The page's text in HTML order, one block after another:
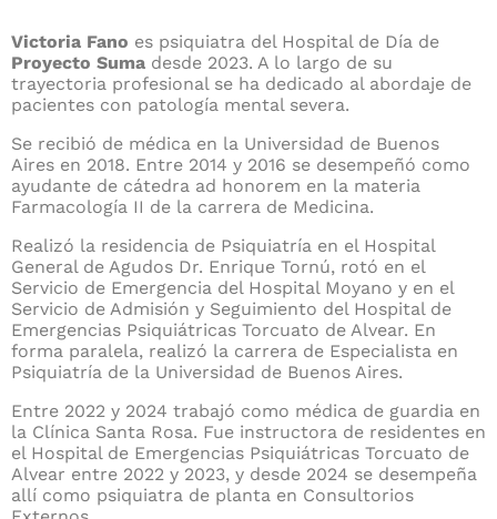
Victoria Fano es psiquiatra del Hospital de Día de
Proyecto Suma desde 2023. A lo largo de su
trayectoria profesional se ha dedicado al abordaje de
pacientes con patología mental severa.
Se recibió de médica en la Universidad de Buenos
Aires en 2018. Entre 2014 y 2016 se desempeñó como
ayudante de cátedra ad honorem en la materia
Farmacología II de la carrera de Medicina.
Realizó la residencia de Psiquiatría en el Hospital
General de Agudos Dr. Enrique Tornú, rotó en el
Servicio de Emergencia del Hospital Moyano y en el
Servicio de Admisión y Seguimiento del Hospital de
Emergencias Psiquiátricas Torcuato de Alvear. En
forma paralela, realizó la carrera de Especialista en
Psiquiatría de la Universidad de Buenos Aires.
Entre 2022 y 2024 trabajó como médica de guardia en
la Clínica Santa Rosa. Fue instructora de residentes en
el Hospital de Emergencias Psiquiátricas Torcuato de
Alvear entre 2022 y 2023, y desde 2024 se desempeña
allí como psiquiatra de planta en Consultorios